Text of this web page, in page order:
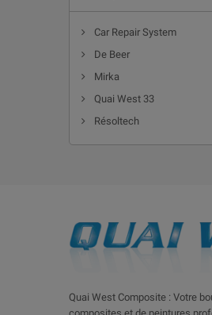
Car Repair System
De Beer
Mirka
Quai West 33
Résoltech
Quai West Composite : Votre